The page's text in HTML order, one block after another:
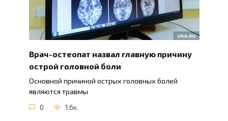
Врач-остеопат назвал главную причину
острой головной боли
Основной причиной острых головных болей
являются травмы
0 1.6к.